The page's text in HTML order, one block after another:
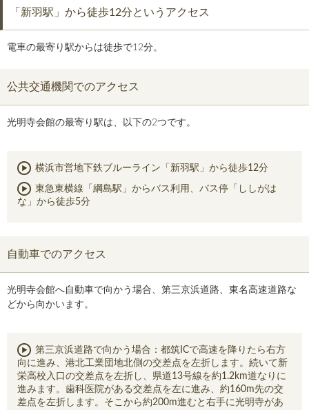
「新羽駅」から徒歩12分というアクセス
電車の最寄り駅からは徒歩で12分。
公共交通機関でのアクセス
光明寺会館の最寄り駅は、以下の2つです。
横浜市営地下鉄ブルーライン「新羽駅」から徒歩12分
東急東横線「綱島駅」からバス利用、バス停「ししがは
な」から徒歩5分
自動車でのアクセス
光明寺会館へ自動車で向かう場合、第三京浜道路、東名高速道路な
どから向かいます。
第三京浜道路で向かう場合：都筑ICで高速を降りたら右方
向に進み、港北工業団地北側の交差点を左折します。続いて新
栄高校入口の交差点を左折し、県道13号線を約1.2km道なりに
進みます。歯科医院がある交差点を左に進み、約160m先の交
差点を左折します。そこから約200m進むと右手に光明寺があ